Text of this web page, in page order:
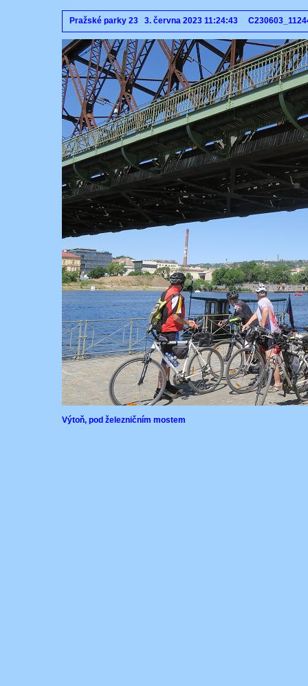
Pražské parky 23 3. června 2023 11:24:43
Výtoň, pod železničním mostem